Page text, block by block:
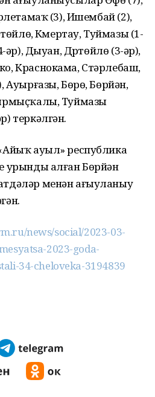
(3), Ишембай (2),
Күмертау, Туймазы (1-
Дыуан, Дүртөйлө (3-әр),
Краснокама, Стәрлебаш,
Ауырғазы, Бөрө, Бөрйән,
Туймазы
теркәлгән.
ауыл» республика
урынды алған Бөрйән
менән ағыуланыу
news/social/2023-03-
2023-goda-
34-cheloveka-3194839